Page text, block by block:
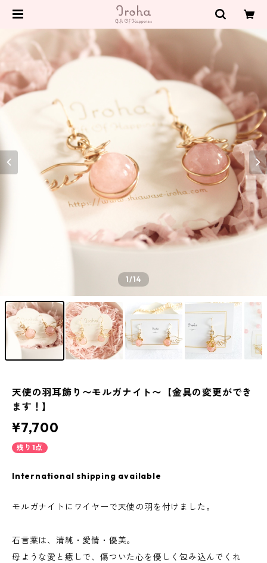
1/14
天使の羽耳飾り〜モルガナイト〜【金具の変更ができ
ます！】
¥7,700
残り1点
International shipping available
モルガナイトにワイヤーで天使の羽を付けました。
石言葉は、清純・愛情・優美。
母ような愛と癒しで、傷ついた心を優しく包み込んでくれ